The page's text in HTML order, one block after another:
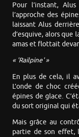
Pour l’instant,
l’approche des
laissant Alus
d’esquive, alors que
amas et flottait
« 'Railpine' »
En plus de cela, il
L’onde de choc
épines de glace.
du sort original qui
Mais grâce au
partie de son effet,